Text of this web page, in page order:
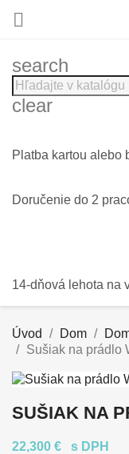

search
clear
Platba kartou alebo
Doručenie do 2
14-dňová lehota na
Úvod Dom
Sušiak na prádlo
SUŠIAK NA
22,300 € s DPH